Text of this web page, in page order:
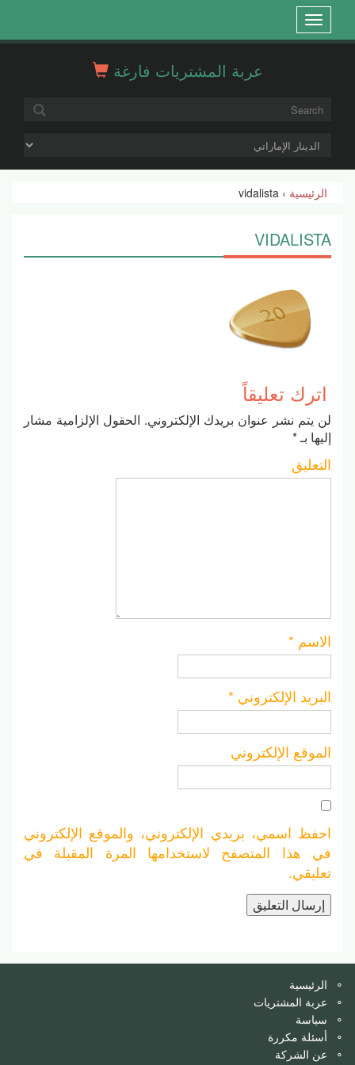
عربة المشتريات فارغة
Open
menu
الرئيسية › vidalista
VIDALISTA
اترك تعليقاً
لن يتم نشر عنوان بريدك الإلكتروني. الحقول الإلزامية مشار
إليها بـ*
التعليق
الاسم *
البريد الإلكتروني *
الموقع الإلكتروني
احفظ اسمي، بريدي الإلكتروني، والموقع الإلكتروني
في هذا المتصفح لاستخدامها المرة المقبلة في
تعليقي.
الرئيسية
عربة المشتريات
سياسة
أسئلة مكررة
عن الشركة